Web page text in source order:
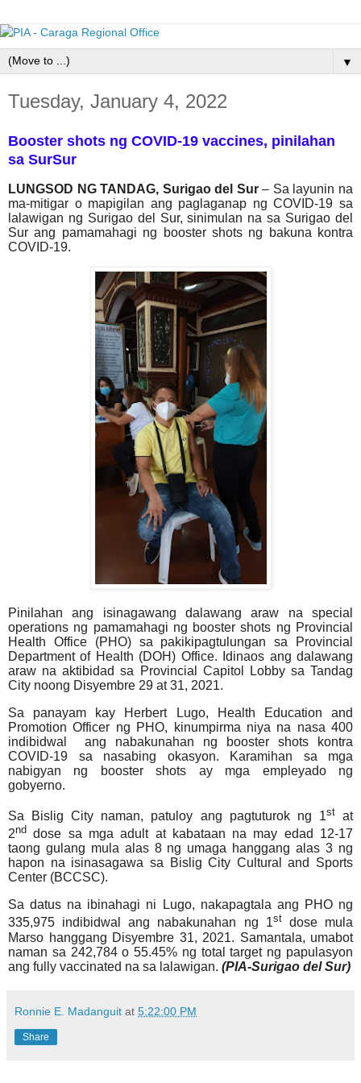
▼
Tuesday, January 4, 2022
Booster shots ng COVID-19 vaccines, pinilahan
sa SurSur
LUNGSOD NG TANDAG, Surigao del Sur– Sa layunin na
ma-mitigar o mapigilan ang paglaganap ng COVID-19 sa
lalawigan ng Surigao del Sur, sinimulan na sa Surigao del
Sur ang pamamahagi ng booster shots ng bakuna kontra
COVID-19.
Pinilahan ang isinagawang dalawang araw na special
operations ng pamamahagi ng booster shots ng Provincial
Health Office (PHO) sa pakikipagtulungan sa Provincial
Department of Health (DOH) Office. Idinaos ang dalawang
araw na aktibidad sa Provincial Capitol Lobby sa Tandag
City noong Disyembre 29 at 31, 2021.
Sa panayam kay Herbert Lugo, Health Education and
Promotion Officer ng PHO, kinumpirma niya na nasa 400
indibidwal ang nabakunahan ng booster shots kontra
COVID-19 sa nasabing okasyon. Karamihan sa mga
nabigyan ng booster shots ay mga empleyado ng
gobyerno.
Sa Bislig City naman, patuloy ang pagtuturok ng 1stat
2nd dose sa mga adult at kabataan na may edad 12-17
taong gulang mula alas 8 ng umaga hanggang alas 3 ng
hapon na isinasagawa sa Bislig City Cultural and Sports
Center (BCCSC).
Sa datus na ibinahagi ni Lugo, nakapagtala ang PHO ng
335,975 indibidwal ang nabakunahan ng 1stdose mula
Marso hanggang Disyembre 31, 2021. Samantala, umabot
naman sa 242,784 o 55.45% ng total target ng papulasyon
ang fully vaccinated na sa lalawigan. (PIA-Surigao del Sur)
Ronnie E. Madanguit at 5:22:00 PM
Share